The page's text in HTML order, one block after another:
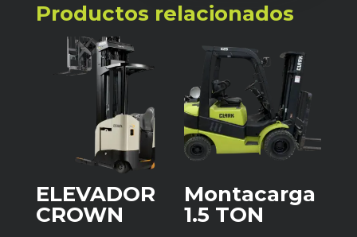
Productos relacionados
ELEVADOR
CROWN
Montacarga
1.5 TON